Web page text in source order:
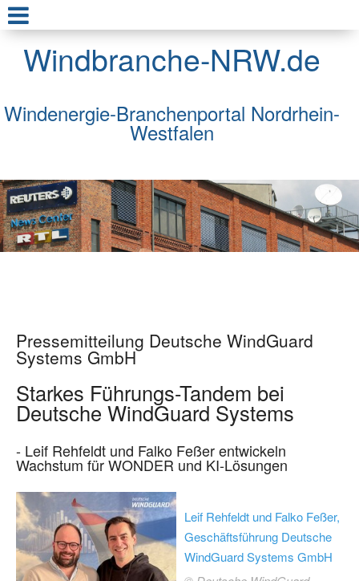
Windbranche-NRW.de
Windenergie-Branchenportal Nordrhein-
Westfalen
Pressemitteilung Deutsche WindGuard
Systems GmbH
Starkes Führungs-Tandem bei
Deutsche WindGuard Systems
- Leif Rehfeldt und Falko Feßer entwickeln
Wachstum für WONDER und KI-Lösungen
Leif Rehfeldt und Falko Feßer,
Geschäftsführung Deutsche
WindGuard Systems GmbH